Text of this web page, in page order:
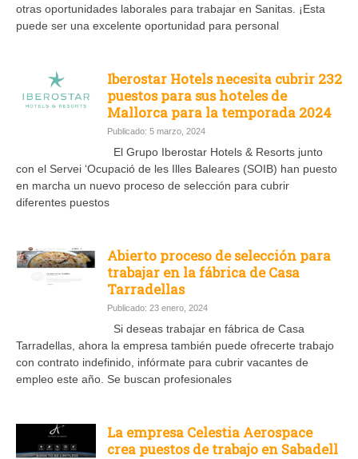
otras oportunidades laborales para trabajar en Sanitas. ¡Esta
puede ser una excelente oportunidad para personal
Iberostar Hotels necesita cubrir 232
puestos para sus hoteles de
Mallorca para la temporada 2024
Publicado: 5 marzo, 2024
El Grupo Iberostar Hotels & Resorts junto
con el Servei ‘Ocupació de les Illes Baleares (SOIB) han puesto
en marcha un nuevo proceso de selección para cubrir
diferentes puestos
Abierto proceso de selección para
trabajar en la fábrica de Casa
Tarradellas
Publicado: 23 enero, 2024
Si deseas trabajar en fábrica de Casa
Tarradellas, ahora la empresa también puede ofrecerte trabajo
con contrato indefinido, infórmate para cubrir vacantes de
empleo este año. Se buscan profesionales
La empresa Celestia Aerospace
crea puestos de trabajo en Sabadell